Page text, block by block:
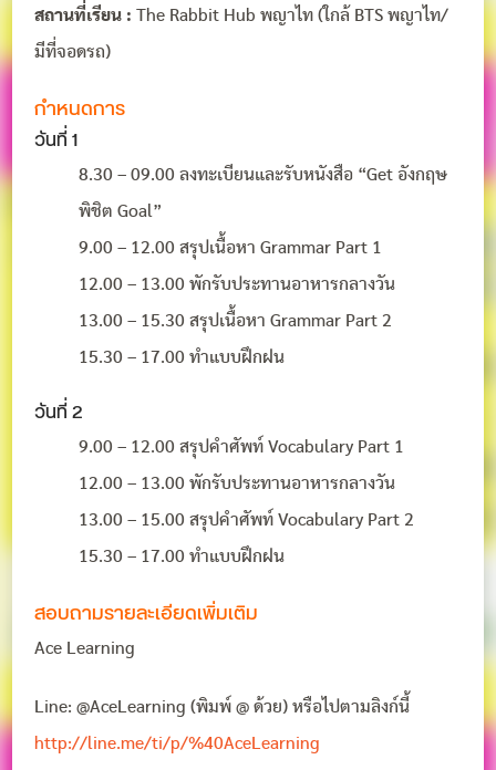
สถานที่เรียน : The Rabbit Hub พญาไท (ใกล้ BTS พญาไท/
มีที่จอดรถ)
กำหนดการ
วันที่ 1
8.30 – 09.00 ลงทะเบียนและรับหนังสือ “Get อังกฤษ
พิชิต Goal”
9.00 – 12.00 สรุปเนื้อหา Grammar Part 1
12.00 – 13.00 พักรับประทานอาหารกลางวัน
13.00 – 15.30 สรุปเนื้อหา Grammar Part 2
15.30 – 17.00 ทำแบบฝึกฝน
วันที่ 2
9.00 – 12.00 สรุปคำศัพท์ Vocabulary Part 1
12.00 – 13.00 พักรับประทานอาหารกลางวัน
13.00 – 15.00 สรุปคำศัพท์ Vocabulary Part 2
15.30 – 17.00 ทำแบบฝึกฝน
สอบถามรายละเอียดเพิ่มเติม
Ace Learning
Line: @AceLearning (พิมพ์ @ ด้วย) หรือไปตามลิงก์นี้
http://line.me/ti/p/%40AceLearning